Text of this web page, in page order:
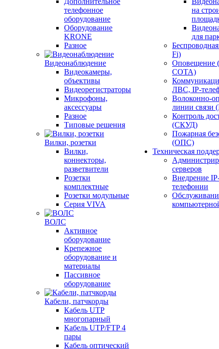
телефонное
оборудование
Оборудование
KRONE
Разное
Видеонаблюдение
Видеокамеры,
объективы
Видеорегистраторы
Микрофоны,
аксессуары
Разное
Типовые решения
Вилки, розетки
Вилки,
коннекторы,
разветвители
Розетки
комплектные
Розетки модульные
Серия VIVA
ВОЛС
Активное
оборудование
Крепежное
оборудование и
материалы
Пассивное
оборудование
Кабели, патчкорды
Кабель UTP
многопарный
Кабель UTP/FTP 4
пары
Кабель оптический
на
для
Fi)
СОТА)
ЛВС, IP-
Волоконно-
линии
Контроль
(СКУД)
Пожарная
(ОПС)
Техническая
серверов
Внедрение
телефонии